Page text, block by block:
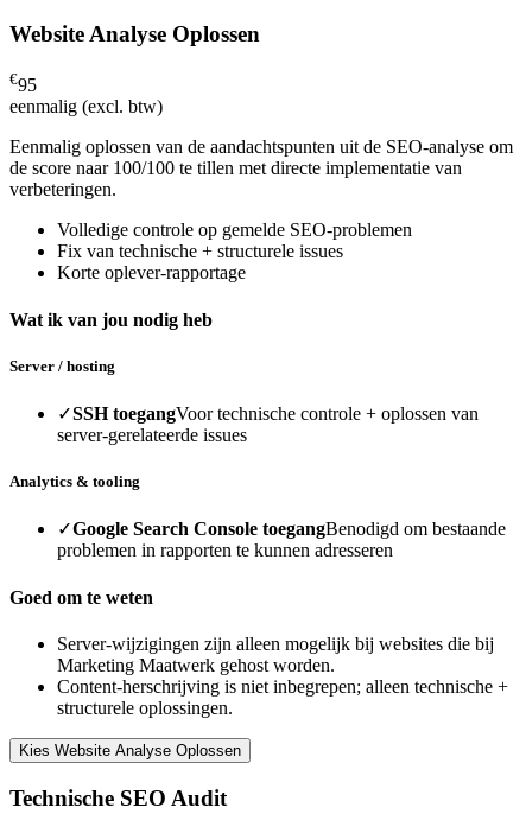
Website Analyse Oplossen
€95
eenmalig (excl. btw)
Eenmalig oplossen van de aandachtspunten uit de SEO-analyse om
de score naar 100/100 te tillen met directe implementatie van
verbeteringen.
Volledige controle op gemelde SEO-problemen
Fix van technische + structurele issues
Korte oplever-rapportage
Wat ik van jou nodig heb
Server / hosting
✓SSH toegangVoor technische controle + oplossen van
server-gerelateerde issues
Analytics & tooling
✓Google Search Console toegangBenodigd om bestaande
problemen in rapporten te kunnen adresseren
Goed om te weten
Server-wijzigingen zijn alleen mogelijk bij websites die bij
Marketing Maatwerk gehost worden.
Content-herschrijving is niet inbegrepen; alleen technische +
structurele oplossingen.
Kies Website Analyse Oplossen
Technische SEO Audit